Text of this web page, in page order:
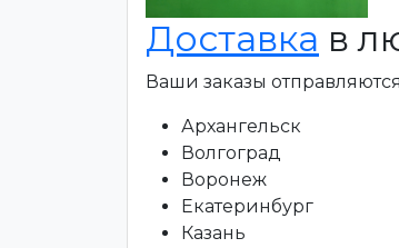
Доставка в
Ваши заказы
Архангельск
Волгоград
Воронеж
Екатеринбург
Казань